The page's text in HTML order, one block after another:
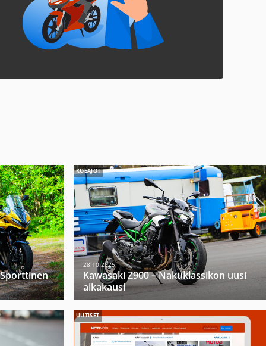
KOEAJOT
28.10.2025
Kawasaki Z900 – Nakuklassikon uusi
aikakausi
UUTISET